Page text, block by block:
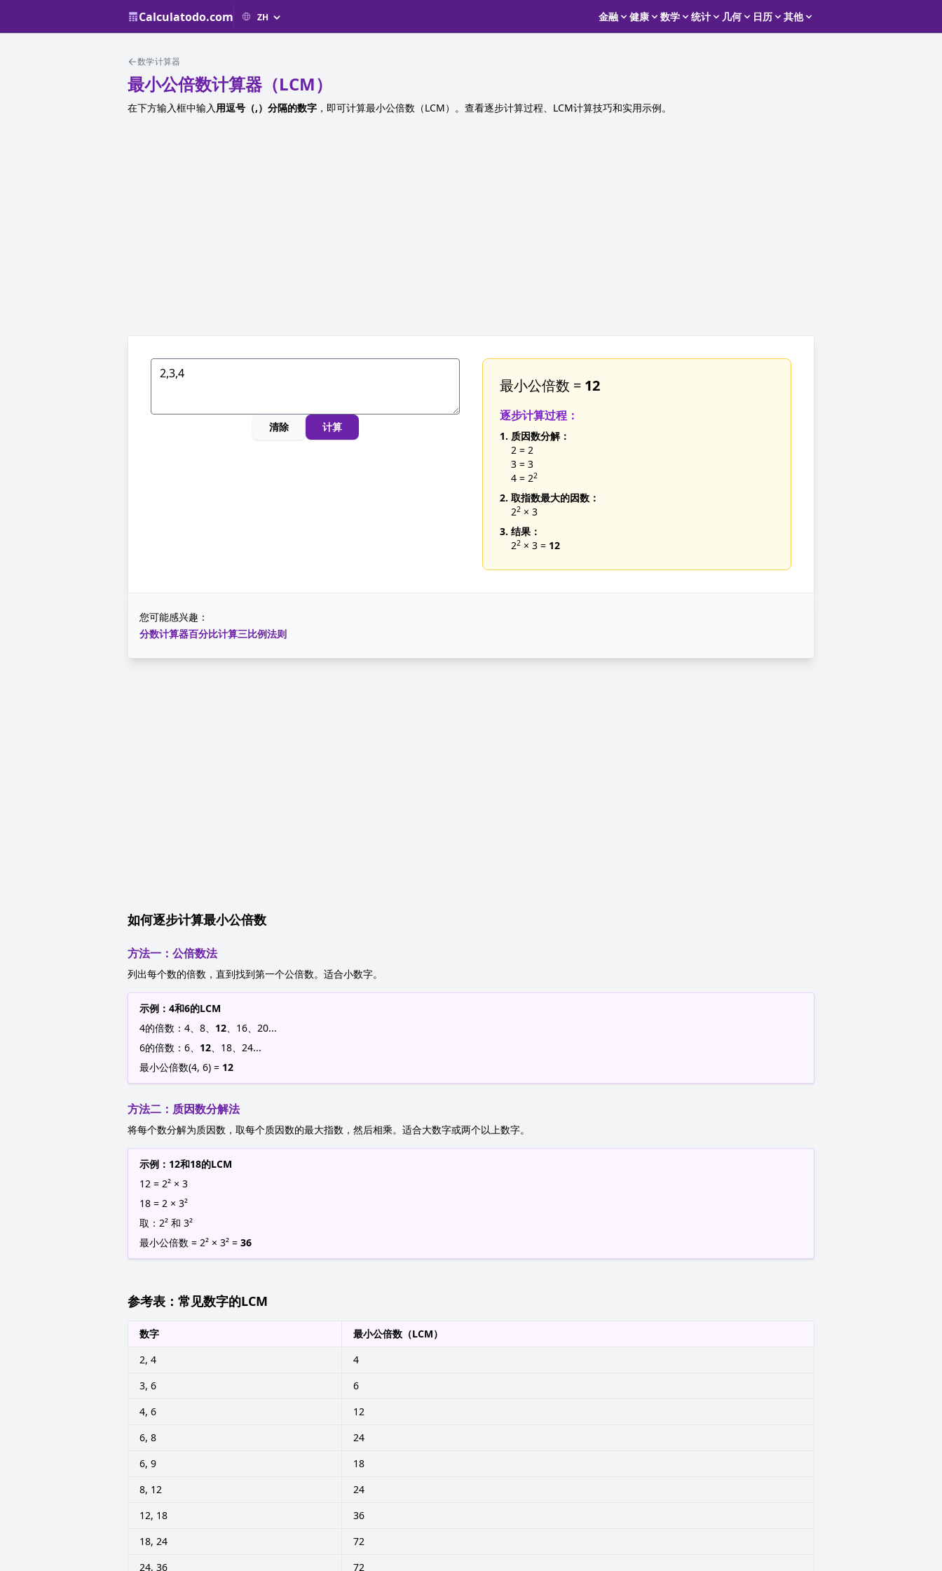
Calculatodo.com 金融 健康 数学 统计 几何 日历 其他
数学计算器
最小公倍数计算器（LCM）
在下方输入框中输入用逗号（,）分隔的数字 ，即可计算最小公倍数（LCM）。查看逐步计算过程、LCM计算技巧和实用示例。
清除 计算
最小公倍数 = 12
逐步计算过程：
1. 质因数分解：
2 = 2
3 = 3
4 = 22
2. 取指数最大的因数：
22 × 3
3. 结果：
22 × 3 = 12
您可能感兴趣：
分数计算器百分比计算三比例法则
如何逐步计算最小公倍数
方法一：公倍数法
列出每个数的倍数，直到找到第一个公倍数。适合小数字。
示例：4和6的LCM
4的倍数：4、8、 12、16、20...
6的倍数：6、 12、18、24...
最小公倍数(4, 6) = 12
方法二：质因数分解法
将每个数分解为质因数，取每个质因数的最大指数，然后相乘。适合大数字或两个以上数字。
示例：12和18的LCM
12 = 2² × 3
18 = 2 × 3²
取：2² 和 3²
最小公倍数 = 2² × 3² = 36
参考表：常见数字的LCM
数字
最小公倍数（LCM）
2, 4
4
3, 6
6
4, 6
12
6, 8
24
6, 9
18
8, 12
24
12, 18
36
18, 24
72
24, 36
72